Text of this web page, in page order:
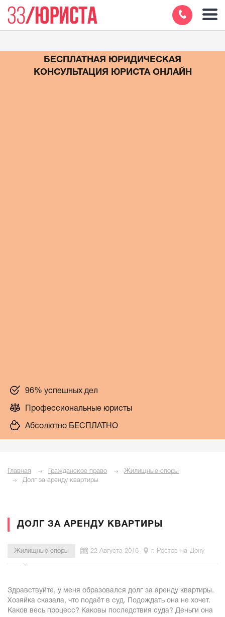
БЕСПЛАТНАЯ ЮРИДИЧЕСКАЯ
КОНСУЛЬТАЦИЯ ЮРИСТА ОНЛАЙН
96% успешных дел
Профессиональные юристы
Абсолютно БЕСПЛАТНО
Главная Гражданское право
Жилищные споры
Долг за аренду квартиры
ДОЛГ ЗА АРЕНДУ КВАРТИРЫ
Жилищные споры 22 Августа 2016 г. Ростов-на-Дону
Здравствуйте, у меня образовался долг за аренду квартиры.
Хозяйка сказала, что подаёт в суд. Подождать она не хочет.
Каков весь процесс? Каковы последствия суда? Деньги она